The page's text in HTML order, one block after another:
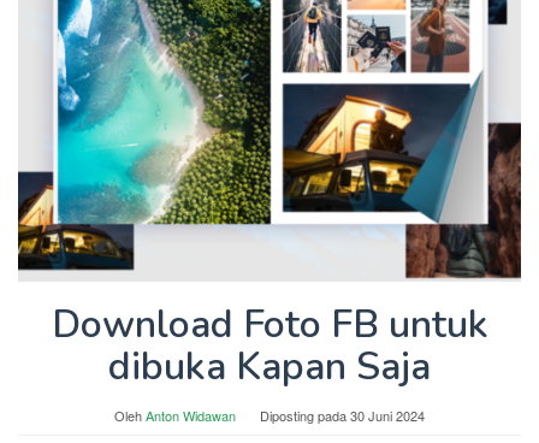
Download Foto FB untuk
dibuka Kapan Saja
OlehAnton Widawan Diposting pada30 Juni 2024